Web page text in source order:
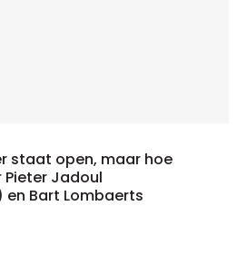
staat open, maar hoe
Jadoul
en Bart Lombaerts